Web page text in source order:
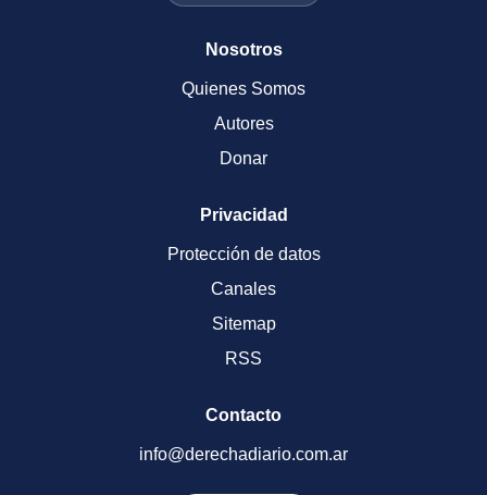
Nosotros
Quienes Somos
Autores
Donar
Privacidad
Protección de datos
Canales
Sitemap
RSS
Contacto
info@derechadiario.com.ar